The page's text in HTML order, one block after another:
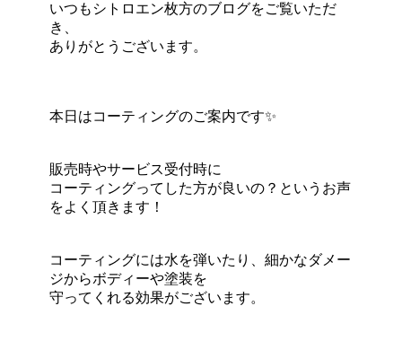
いつもシトロエン枚方のブログをご覧いただ
き、
ありがとうございます。
本日はコーティングのご案内です✨
販売時やサービス受付時に
コーティングってした方が良いの？というお声
をよく頂きます！
コーティングには水を弾いたり、細かなダメー
ジからボディーや塗装を
守ってくれる効果がございます。